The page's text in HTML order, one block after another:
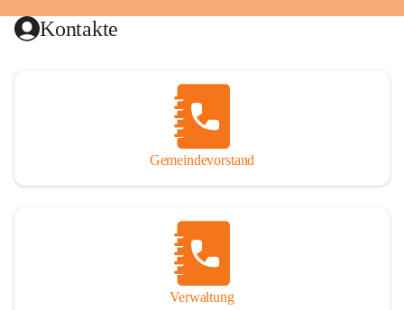
Kontakte
Gemeindevorstand
Verwaltung